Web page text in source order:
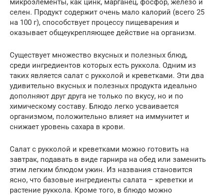
микроэлементы, как цинк, марганец, фосфор, железо и
селен. Продукт содержит очень мало калорий (всего 25
на 100 г), способствует процессу пищеварения и
оказывает общеукрепляющее действие на организм.
Существует множество вкусных и полезных блюд,
среди ингредиентов которых есть руккола. Одним из
таких является салат с рукколой и креветками. Эти два
удивительно вкусных и полезных продукта идеально
дополняют друг друга не только по вкусу, но и по
химическому составу. Блюдо легко усваивается
организмом, положительно влияет на иммунитет и
снижает уровень сахара в крови.
Салат с рукколой и креветками можно готовить на
завтрак, подавать в виде гарнира на обед или заменить
этим легким блюдом ужин. Из названия становится
ясно, что базовые ингредиенты салата – креветки и
растение руккола. Кроме того, в блюдо можно